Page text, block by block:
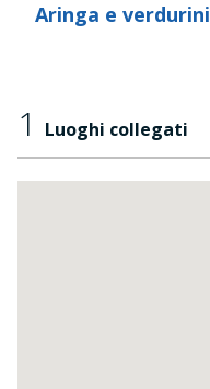
Aringa e verdurini
1 Luoghi collegati